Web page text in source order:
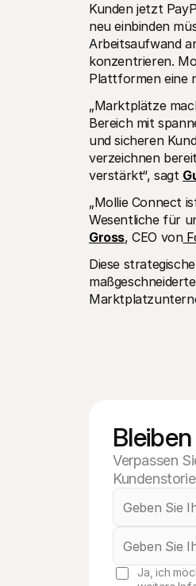
Kunden jetzt
neu einbinden
Arbeitsaufwand
konzentrieren.
Plattformen eine
„Marktplätze
Bereich mit
und sicheren
verzeichnen
verstärkt“, sagt
„Mollie Connect
Wesentliche für
Gross, CEO von
Diese
Verpassen
Ja, ich